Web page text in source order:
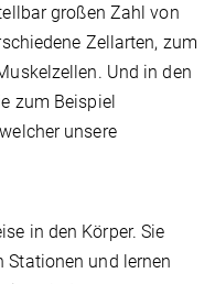
großen Zahl von
Zellarten, zum
Und in den
zum Beispiel
unsere
in den Körper. Sie
Stationen und lernen